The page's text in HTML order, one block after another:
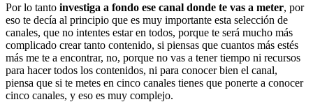
Por lo tanto investiga a fondo ese canal donde te vas a meter, por
eso te decía al principio que es muy importante esta selección de
canales, que no intentes estar en todos, porque te será mucho más
complicado crear tanto contenido, si piensas que cuantos más estés
más me te a encontrar, no, porque no vas a tener tiempo ni recursos
para hacer todos los contenidos, ni para conocer bien el canal,
piensa que si te metes en cinco canales tienes que ponerte a conocer
cinco canales, y eso es muy complejo.